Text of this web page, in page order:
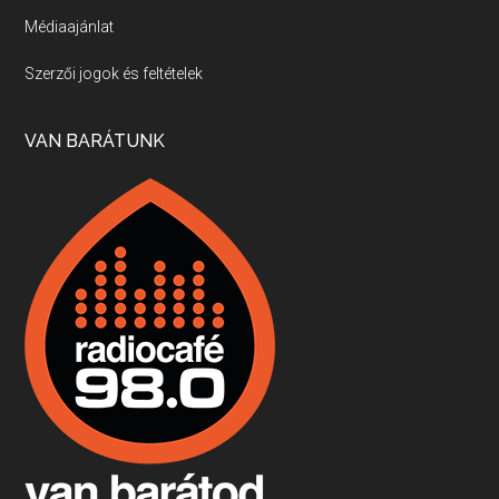
Villány, kékfrankos, Jackfall
Apr 17, 2026 • 00:35:38
Boston, teadélután, bab és homár
Apr 9, 2026 • 00:37:17
Fermentáljunk, a testünk meghálálja!
Apr 3, 2026 • 00:36:07
Médiaajánlat
Szerzői jogok és feltételek
VAN BARÁTUNK